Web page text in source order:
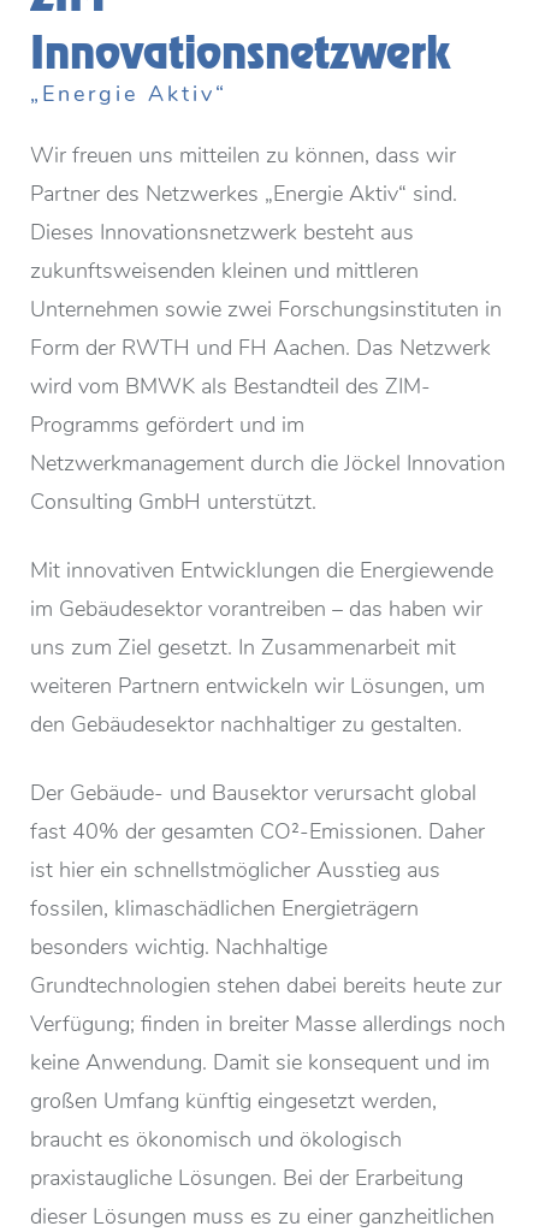
Innovationsnetzwerk
„Energie Aktiv“
Wir freuen uns mitteilen zu können, dass wir
Partner des Netzwerkes „Energie Aktiv“ sind.
Dieses Innovationsnetzwerk besteht aus
zukunftsweisenden kleinen und mittleren
Unternehmen sowie zwei Forschungsinstituten in
Form der RWTH und FH Aachen. Das Netzwerk
wird vom BMWK als Bestandteil des ZIM-
Programms gefördert und im
Netzwerkmanagement durch die Jöckel Innovation
Consulting GmbH unterstützt.
Mit innovativen Entwicklungen die Energiewende
im Gebäudesektor vorantreiben – das haben wir
uns zum Ziel gesetzt. In Zusammenarbeit mit
weiteren Partnern entwickeln wir Lösungen, um
den Gebäudesektor nachhaltiger zu gestalten.
Der Gebäude- und Bausektor verursacht global
fast 40% der gesamten CO²-Emissionen. Daher
ist hier ein schnellstmöglicher Ausstieg aus
fossilen, klimaschädlichen Energieträgern
besonders wichtig. Nachhaltige
Grundtechnologien stehen dabei bereits heute zur
Verfügung; finden in breiter Masse allerdings noch
keine Anwendung. Damit sie konsequent und im
großen Umfang künftig eingesetzt werden,
braucht es ökonomisch und ökologisch
praxistaugliche Lösungen. Bei der Erarbeitung
dieser Lösungen muss es zu einer ganzheitlichen